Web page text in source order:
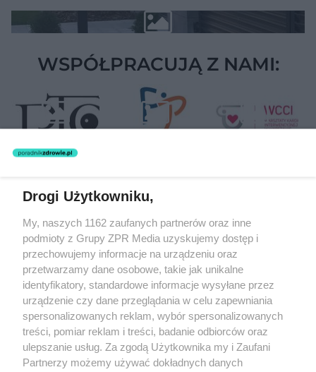
WSPÓŁPRACUJĄ Z NAMI:
rozpowszechniany lub dalej rozpowszechniany w jakikolwiek sposób
(w tym także elektroniczny lub mechaniczny) na jakimkolwiek polu
eksploatacji w jakiejkolwiek formie, włącznie z umieszczaniem w
Internecie bez pisemnej zgody właściciela praw. Jakiekolwiek użycie
lub wykorzystanie utworów w całości lub w części z naruszeniem
prawa, tzn. bez właściwej zgody, jest zabronione pod groźbą kary i
może być ścigane prawnie.
Drogi Użytkowniku,
My, naszych 1162 zaufanych partnerów oraz inne
podmioty z Grupy ZPR Media uzyskujemy dostęp i
przechowujemy informacje na urządzeniu oraz
przetwarzamy dane osobowe, takie jak unikalne
identyfikatory, standardowe informacje wysyłane przez
urządzenie czy dane przeglądania w celu zapewniania
spersonalizowanych reklam, wybór spersonalizowanych
treści, pomiar reklam i treści, badanie odbiorców oraz
ulepszanie usług. Za zgodą Użytkownika my i Zaufani
Partnerzy możemy używać dokładnych danych